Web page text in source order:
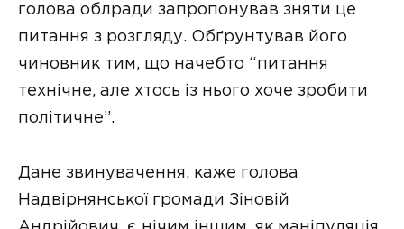
голова облради запропонував зняти це
питання з розгляду. Обґрунтував його
чиновник тим, що начебто “питання
технічне, але хтось із нього хоче зробити
політичне”.
Дане звинувачення, каже голова
Надвірнянської громади Зіновій